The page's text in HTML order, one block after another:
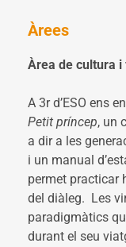
Àrees
Àrea de cultura i
A 3r d’ESO ens
Petit príncep, un
a dir a les
i un manual
permet practicar
del diàleg. Les
paradigmàtics
durant el seu